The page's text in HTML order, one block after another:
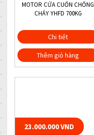
MOTOR CỬA CUỐN CHỐNG
CHÁY YHFD 700KG
Chi tiết
Thêm giỏ hàng
23.000.000 VND